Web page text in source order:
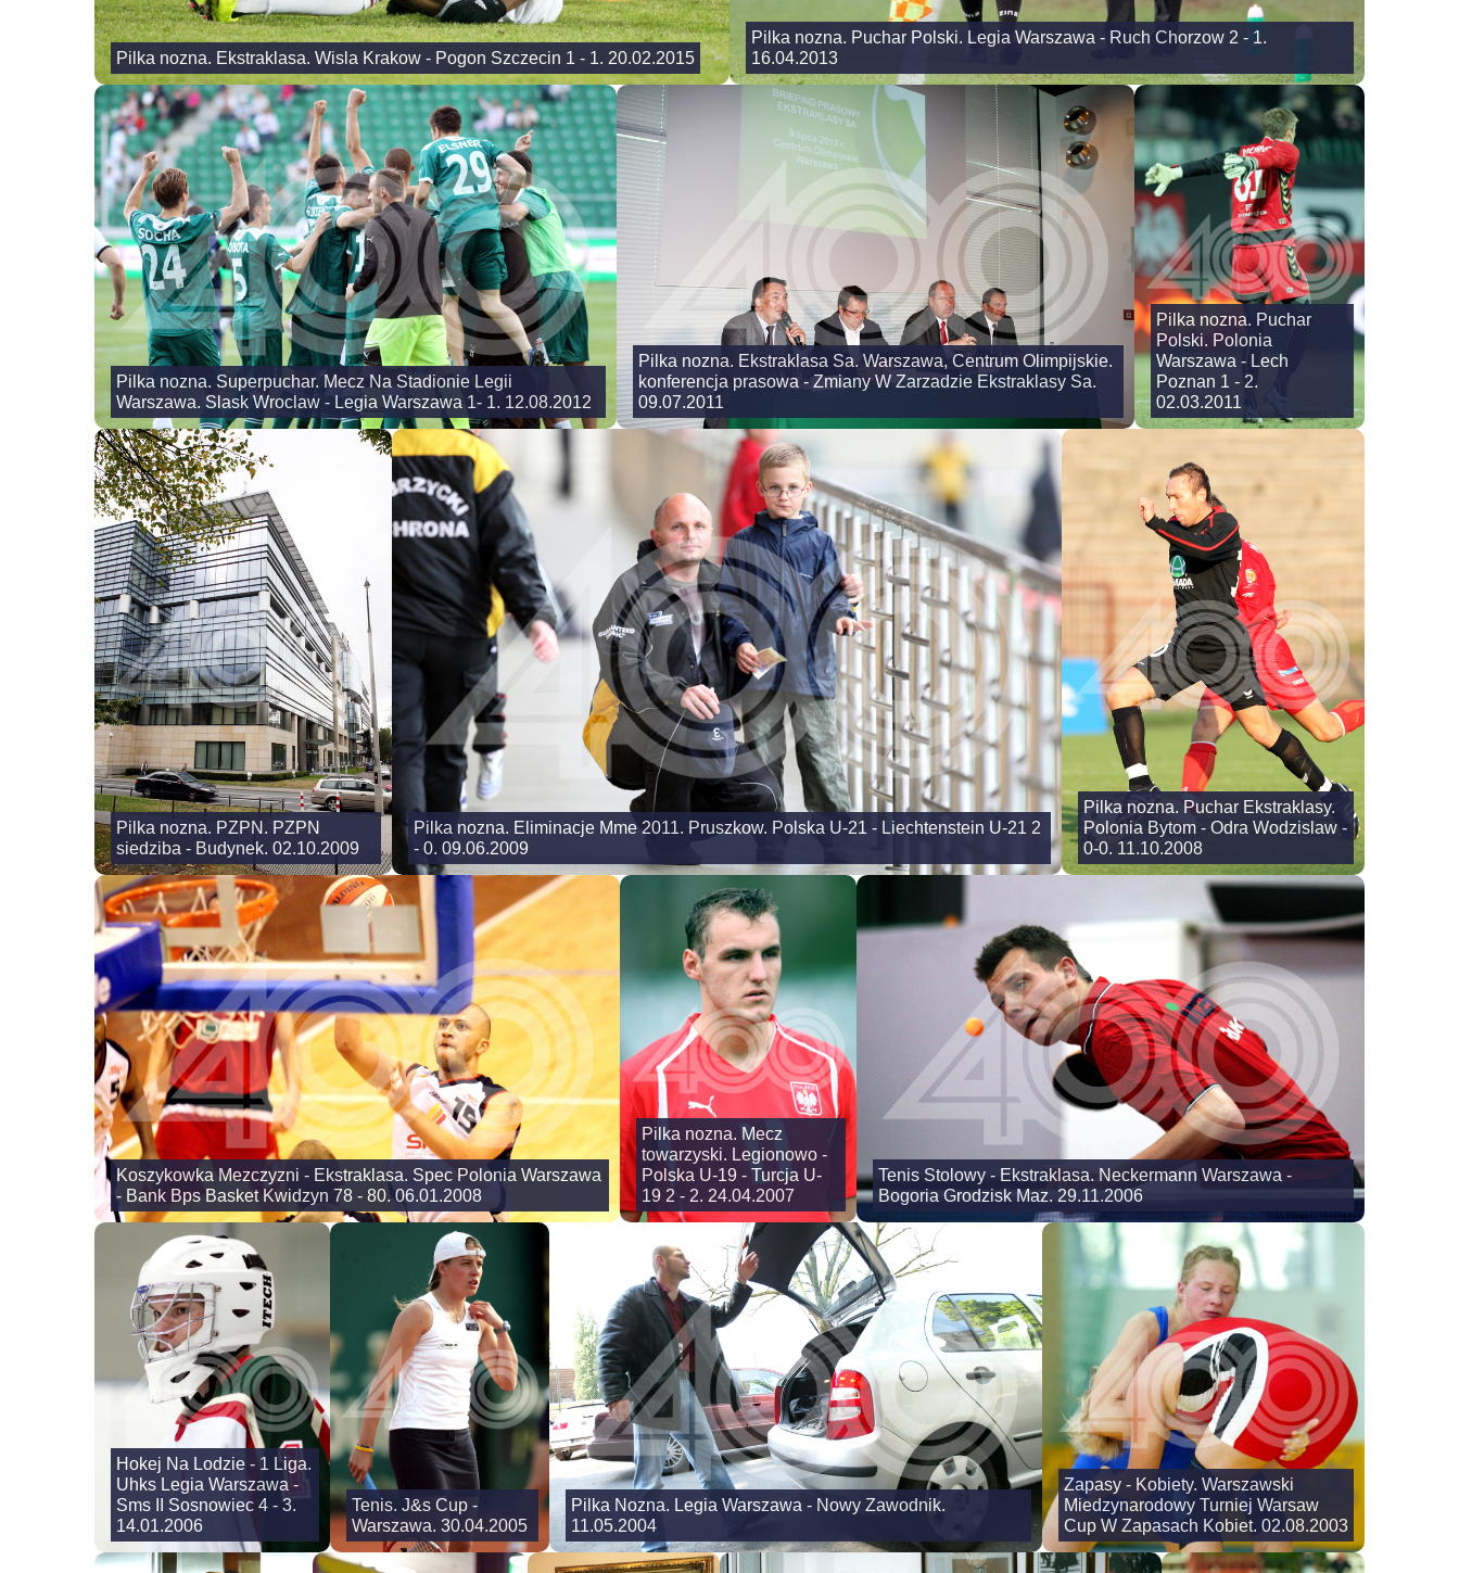
Pilka nozna. Ekstraklasa. Wisla Krakow - Pogon Szczecin 1 - 1. 20.02.2015
Pilka nozna. Puchar Polski. Legia Warszawa - Ruch Chorzow 2 - 1.
16.04.2013
Pilka nozna. Superpuchar. Mecz Na Stadionie Legii
Warszawa. Slask Wroclaw - Legia Warszawa 1- 1. 12.08.2012
Pilka nozna. Ekstraklasa Sa. Warszawa, Centrum Olimpijskie.
konferencja prasowa - Zmiany W Zarzadzie Ekstraklasy Sa.
09.07.2011
Pilka nozna. Puchar
Polski. Polonia
Warszawa - Lech
Poznan 1 - 2.
02.03.2011
Pilka nozna. PZPN. PZPN
siedziba - Budynek. 02.10.2009
Pilka nozna. Eliminacje Mme 2011. Pruszkow. Polska U-21 - Liechtenstein U-21 2
- 0. 09.06.2009
Pilka nozna. Puchar Ekstraklasy.
Polonia Bytom - Odra Wodzislaw -
0-0. 11.10.2008
Koszykowka Mezczyzni - Ekstraklasa. Spec Polonia Warszawa
- Bank Bps Basket Kwidzyn 78 - 80. 06.01.2008
Pilka nozna. Mecz
towarzyski. Legionowo -
Polska U-19 - Turcja U-
19 2 - 2. 24.04.2007
Tenis Stolowy - Ekstraklasa. Neckermann Warszawa -
Bogoria Grodzisk Maz. 29.11.2006
Hokej Na Lodzie - 1 Liga.
Uhks Legia Warszawa -
Sms II Sosnowiec 4 - 3.
14.01.2006
Tenis. J&s Cup -
Warszawa. 30.04.2005
Pilka Nozna. Legia Warszawa - Nowy Zawodnik.
11.05.2004
Zapasy - Kobiety. Warszawski
Miedzynarodowy Turniej Warsaw
Cup W Zapasach Kobiet. 02.08.2003